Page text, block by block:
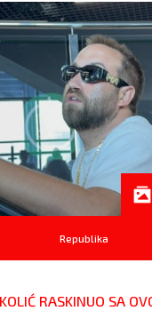
Republika
RASKINUO SA